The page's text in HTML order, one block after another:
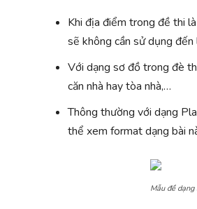
Khi địa điểm trong đề thi
sẽ không cần sử dụng đến
Với dạng sơ đồ trong đè
căn nhà hay tòa nhà,…
Thông thường với dạng
thể xem format dạng bài
Mẫu đề